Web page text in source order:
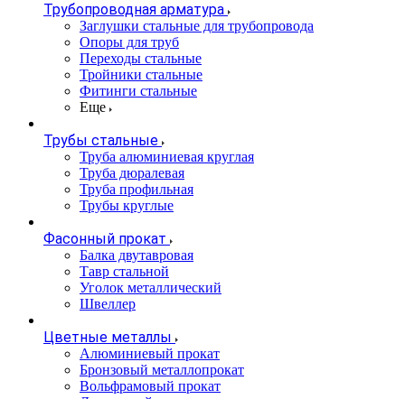
Трубопроводная арматура
Заглушки стальные для трубопровода
Опоры для труб
Переходы стальные
Тройники стальные
Фитинги стальные
Еще
Трубы стальные
Труба алюминиевая круглая
Труба дюралевая
Труба профильная
Трубы круглые
Фасонный прокат
Балка двутавровая
Тавр стальной
Уголок металлический
Швеллер
Цветные металлы
Алюминиевый прокат
Бронзовый металлопрокат
Вольфрамовый прокат